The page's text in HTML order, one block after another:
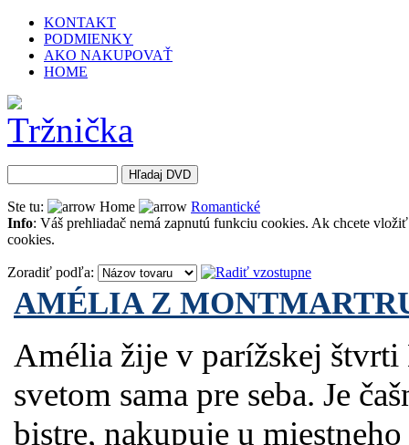
KONTAKT
PODMIENKY
AKO NAKUPOVAŤ
HOME
Ste tu: Home
Romantické
Info: Váš prehliadač nemá zapnutú funkciu cookies. Ak chcete
cookies.
Zoradiť podľa:
AMÉLIA Z
Amélia žije v parížskej
svetom sama pre seba. Je
bistre, nakupuje u